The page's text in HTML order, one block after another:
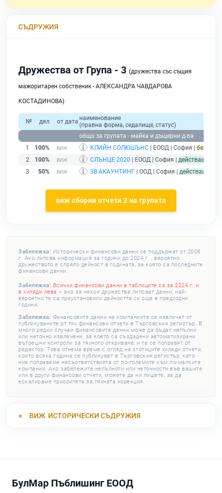
СЪДРУЖИЯ
Дружества от Група - 3 (дружества със същия
мажоритарен собственик - АЛЕКСАНДРА ЧАВДАРОВА
КОСТАДИНОВА)
№ дял от дата наименование
(правна форма, седалище, статус)
общо за групата - майка и дъщерни д-ва
1
100% КЛИЙН СОЛЮШЪНС | ЕООД | София | без
2
100% СЛЪНЦЕ 2020 | ЕООД | София | действащ
3
50% 3В АКАУНТИНГ | ООД | София | действащ
виж сборни отчети 2 на групата
Забележка: Исторически финансови данни се поддържат от 2008
г. Ако липсва информация за години до 2024 г. , вероятно
дружеството е спряло дейност в годината, за която са последните
финансови данни.
Забележка: Всички финансови данни в таблиците са за 2024 г. и
в хиляди лева – ако за някои дружества липсват данни, най-
вероятно те са преустановили дейността си още в предходни
години.
Забележка: Финансовите данни на компаниите се извличат от
публикуваните от тях финансови отчети в Търговския регистър. В
много редки случаи финансовите данни може да бъдат непълни
или неточно извлечени, за което са създадени автоматизирани
вътрешни контроли за тяхното откриване, и те се поправят от
редактор. Това отнема време с оглед на стотиците хиляди отчети,
които всяка година се публикуват в Търговския регистър, като
ние поправяме несъответствията от по-големите към по-малките
компании. Ако забележите непълноти или неточности във вашите
или в други финансови отчети, можете да ни пишете, за да
ескалираме приоритета за тяхната корекция.
ВИЖ ИСТОРИЧЕСКИ СЪДРУЖИЯ
БулМар Пъблишинг ЕООД